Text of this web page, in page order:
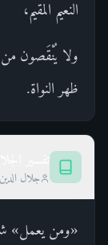
النعيم المقيم،
ولا يُنْقَصون من
ظهر النواة.
جلال
«ومن يعمل»